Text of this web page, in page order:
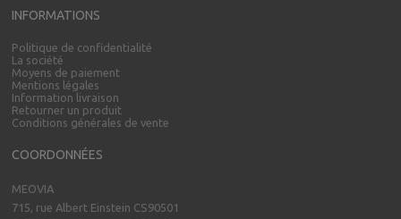
INFORMATIONS
Politique de confidentialité
La société
Moyens de paiement
Mentions légales
Information livraison
Retourner un produit
Conditions générales de vente
COORDONNÉES
MEOVIA
715, rue Albert Einstein CS90501